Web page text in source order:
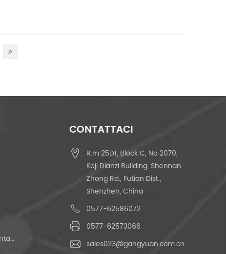
Interruttore Tattile Momentaneo
CONTATTACI
R.m 25D1, Block C, No 2070,
Keji Dianzi Building, Shennan
Zhong Rd., Futian Dist.,
Shenzhen, China
0577-62586072
0577-62573066
sales023@gangyuan.com.cn